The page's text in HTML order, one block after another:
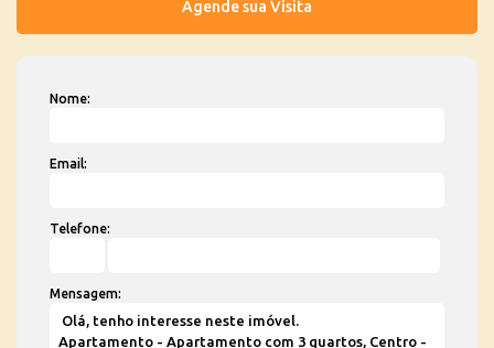
Nome:
Email:
Telefone:
Mensagem: